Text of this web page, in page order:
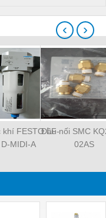
khí FESTO LF-
D-MIDI-A
Đầu nối SMC
02AS
‹ ›